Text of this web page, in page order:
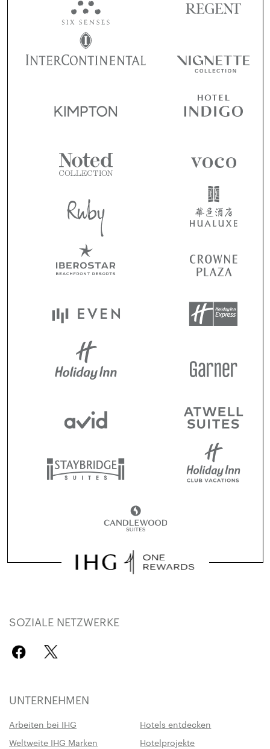
SOZIALE NETZWERKE
UNTERNEHMEN
Arbeiten bei IHG
Hotels entdecken
Weltweite IHG Marken
Hotelprojekte